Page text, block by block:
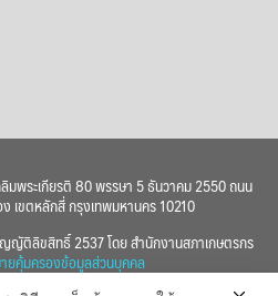
มพระเกียรติ 80 พรรษา 5 ธันวาคม 2550 ถนน
เขตหลักสี่ กรุงเทพมหานคร 10210
ติลิขสิทธิ์ 2537 โดย สำนักงานสภาเกษตรกร
ยคุ้มครองข้อมูลส่วนบุคคล